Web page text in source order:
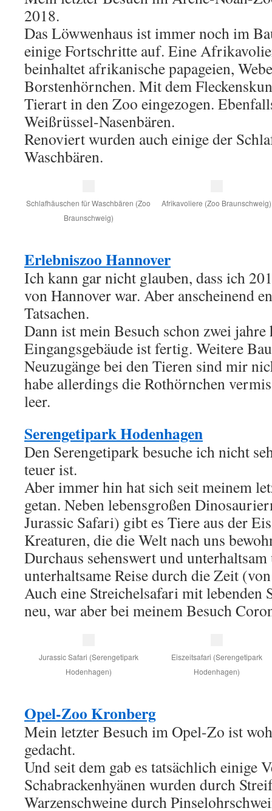
2018.
Das Löwwenhaus ist immer noch im
einige Fortschritte auf. Eine
beinhaltet afrikanische papageien,
Borstenhörnchen. Mit dem
Tierart in den Zoo eingezogen.
Weißrüssel-Nasenbären.
Renoviert wurden auch einige der
Waschbären.
Schlafhäuschen für Waschbären (Zoo
Braunschweig)
Afrikavoliere (Zoo Braunschweig)
Erlebniszoo Hannover
Ich kann gar nicht glauben, dass ich
von Hannover war. Aber anscheinend
Tatsachen.
Dann ist mein Besuch schon zwei jahre
Eingangsgebäude ist fertig. Weitere
Neuzugänge bei den Tieren sind mir
habe allerdings die Rothörnchen
leer.
Serengetipark Hodenhagen
Den Serengetipark besuche ich nicht
teuer ist.
Aber immer hin hat sich seit meinem
getan. Neben lebensgroßen
Jurassic Safari) gibt es Tiere aus der
Kreaturen, die die Welt nach uns
Durchaus sehenswert und
unterhaltsame Reise durch die Zeit
Auch eine Streichelsafari mit lebenden
neu, war aber bei meinem Besuch
Jurassic Safari (Serengetipark
Hodenhagen)
Eiszeitsafari (Serengetipark
Hodenhagen)
Opel-Zoo Kronberg
Mein letzter Besuch im Opel-Zo ist
gedacht.
Und seit dem gab es tatsächlich einige
Schabrackenhyänen wurden durch
Warzenschweine durch